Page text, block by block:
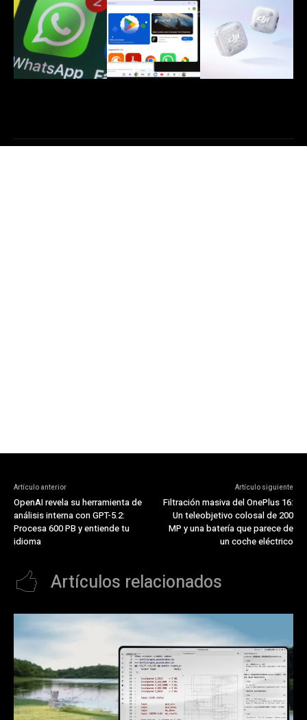
Artículo anterior
OpenAI revela su herramienta de
análisis interna con GPT-5.2:
Procesa 600 PB y entiende tu
idioma
Artículo siguiente
Filtración masiva del OnePlus 16:
Un teleobjetivo colosal de 200
MP y una batería que parece de
un coche eléctrico
Artículos relacionados